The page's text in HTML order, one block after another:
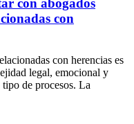
con
con herencias es
legal, emocional y
de procesos. La